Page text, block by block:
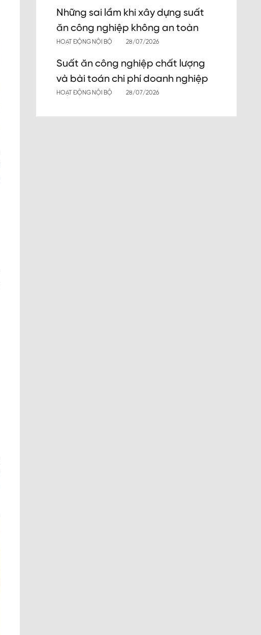
Những sai lầm khi xây dựng suất
ăn công nghiệp không an toàn
HOẠT ĐỘNG NỘI BỘ 28/07/2026
Suất ăn công nghiệp chất lượng
và bài toán chi phí doanh nghiệp
HOẠT ĐỘNG NỘI BỘ 28/07/2026